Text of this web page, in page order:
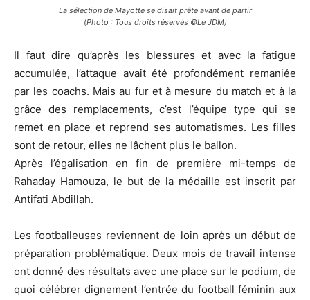
La sélection de Mayotte se disait prête avant de partir
(Photo : Tous droits réservés ©Le JDM)
Il faut dire qu’après les blessures et avec la fatigue
accumulée, l’attaque avait été profondément remaniée
par les coachs. Mais au fur et à mesure du match et à la
grâce des remplacements, c’est l’équipe type qui se
remet en place et reprend ses automatismes. Les filles
sont de retour, elles ne lâchent plus le ballon.
Après l’égalisation en fin de première mi-temps de
Rahaday Hamouza, le but de la médaille est inscrit par
Antifati Abdillah.
Les footballeuses reviennent de loin après un début de
préparation problématique. Deux mois de travail intense
ont donné des résultats avec une place sur le podium, de
quoi célébrer dignement l’entrée du football féminin aux